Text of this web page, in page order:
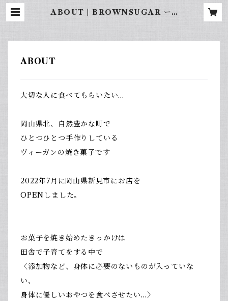
ABOUT | BROWNSUGAR ーv
ABOUT
大切な人に食べてもらいたい…
岡山県北、自然豊かな町で
ひとつひとつ手作りしている
ヴィーガンの焼き菓子です
2022年7月に岡山県新見市にお店を
OPENしました。
お菓子を焼き始めたきっかけは
田舎で子育てをする中で
〈添加物など、身体に必要のないものが入っていな
い、
身体に優しいおやつを食べさせたい…〉